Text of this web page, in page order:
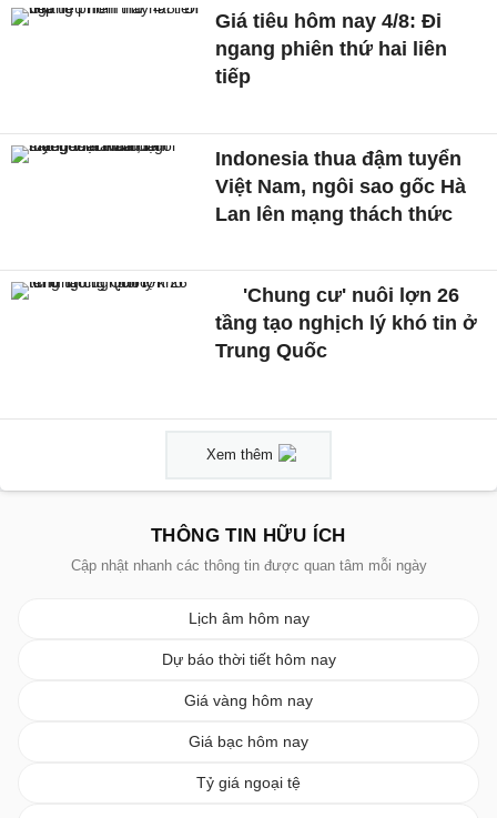
Giá tiêu hôm nay 4/8: Đi
ngang phiên thứ hai liên
tiếp
Indonesia thua đậm tuyển
Việt Nam, ngôi sao gốc Hà
Lan lên mạng thách thức
'Chung cư' nuôi lợn 26
tầng tạo nghịch lý khó tin ở
Trung Quốc
Xem thêm
THÔNG TIN HỮU ÍCH
Cập nhật nhanh các thông tin được quan tâm mỗi ngày
Lịch âm hôm nay
Dự báo thời tiết hôm nay
Giá vàng hôm nay
Giá bạc hôm nay
Tỷ giá ngoại tệ